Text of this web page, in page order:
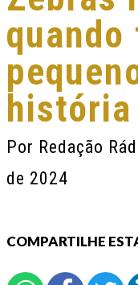
quando
história
Por Redação
de 2024
COMPARTILHE